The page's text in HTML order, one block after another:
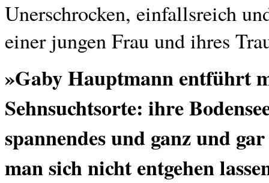
Unerschrocken, einfallsreich
einer jungen Frau und ihres
»Gaby Hauptmann entführt
Sehnsuchtsorte: ihre
spannendes und ganz und
man sich nicht entgehen